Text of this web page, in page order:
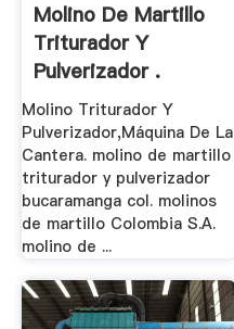
Molino De Martillo
Triturador Y
Pulverizador .
Molino Triturador Y
Pulverizador,Máquina De La
Cantera. molino de martillo
triturador y pulverizador
bucaramanga col. molinos
de martillo Colombia S.A.
molino de ...